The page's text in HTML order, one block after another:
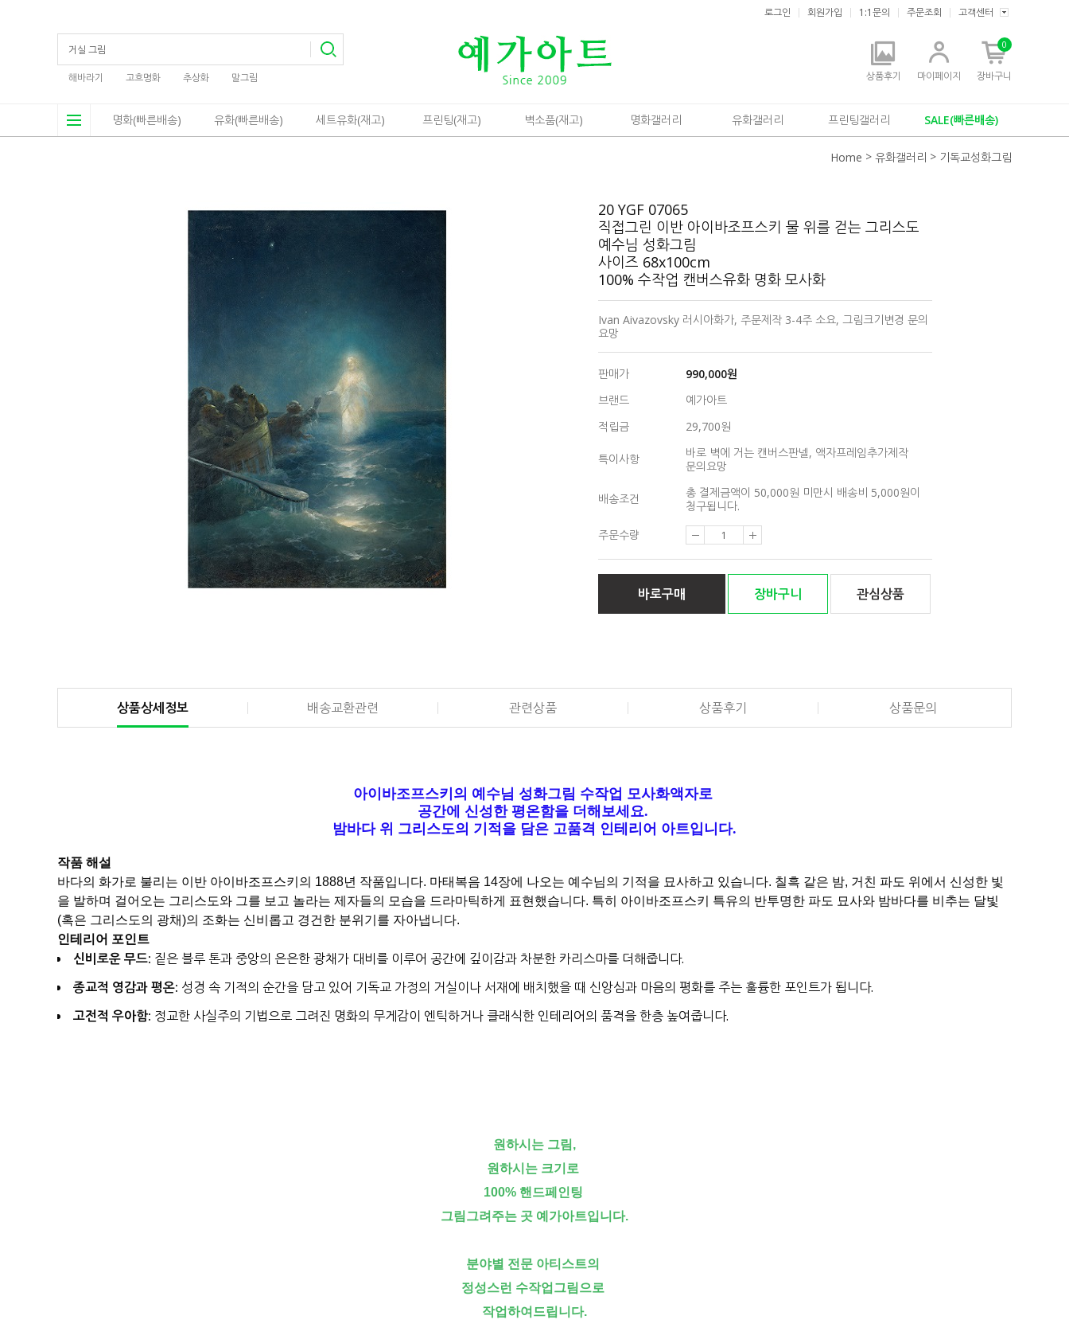
해바라기 고흐명화 추상화 말그림
로그인 회원가입 1:1문의 주문조회 고객센터
상품후기 마이페이지 장바구니
0
명화(빠른배송) 유화(빠른배송) 세트유화(재고) 프린팅(재고) 벽소품(재고) 명화갤러리 유화갤러리 프린팅갤러리 SALE(빠른배송)
Home > 유화갤러리 > 기독교성화그림
20 YGF 07065
직접그린 이반 아이바조프스키 물 위를 걷는 그리스도
예수님 성화그림
사이즈 68x100cm
100% 수작업 캔버스유화 명화 모사화
Ivan Aivazovsky 러시아화가, 주문제작 3-4주 소요, 그림크기변경 문의
요망
판매가 990,000원
브랜드
예가아트
적립금
29,700원
특이사항
바로 벽에 거는 캔버스판넬, 액자프레임추가제작
문의요망
배송조건
총 결제금액이 50,000원 미만시 배송비 5,000원이
청구됩니다.
주문수량
바로구매 장바구니 관심상품
상품상세정보 배송교환관련 관련상품 상품후기 상품문의
아이바조프스키의 예수님 성화그림 수작업 모사화액자로
공간에 신성한 평온함을 더해보세요.
밤바다 위 그리스도의 기적을 담은 고품격 인테리어 아트입니다.
작품 해설
바다의 화가로 불리는 이반 아이바조프스키의 1888년 작품입니다. 마태복음 14장에 나오는 예수님의 기적을 묘사하고 있습니다. 칠흑 같은 밤, 거친 파도 위에서 신성한 빛
을 발하며 걸어오는 그리스도와 그를 보고 놀라는 제자들의 모습을 드라마틱하게 표현했습니다. 특히 아이바조프스키 특유의 반투명한 파도 묘사와 밤바다를 비추는 달빛
(혹은 그리스도의 광채)의 조화는 신비롭고 경건한 분위기를 자아냅니다.
인테리어 포인트
신비로운 무드: 짙은 블루 톤과 중앙의 은은한 광채가 대비를 이루어 공간에 깊이감과 차분한 카리스마를 더해줍니다.
종교적 영감과 평온: 성경 속 기적의 순간을 담고 있어 기독교 가정의 거실이나 서재에 배치했을 때 신앙심과 마음의 평화를 주는 훌륭한 포인트가 됩니다.
고전적 우아함: 정교한 사실주의 기법으로 그려진 명화의 무게감이 엔틱하거나 클래식한 인테리어의 품격을 한층 높여줍니다.
원하시는 그림,
원하시는 크기로
100% 핸드페인팅
그림그려주는 곳 예가아트입니다.
분야별 전문 아티스트의
정성스런 수작업그림으로
작업하여드립니다.